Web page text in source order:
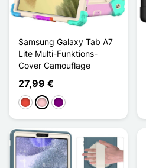
Samsung Galaxy Tab A7
Lite Multi-Funktions-
Cover Camouflage
27,99 €
Rot PinkViolett